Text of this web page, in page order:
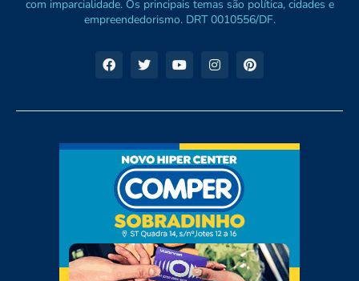
com imparcialidade. Os principais temas são política, cidades e
empreendedorismo. DRT 0010556/DF.